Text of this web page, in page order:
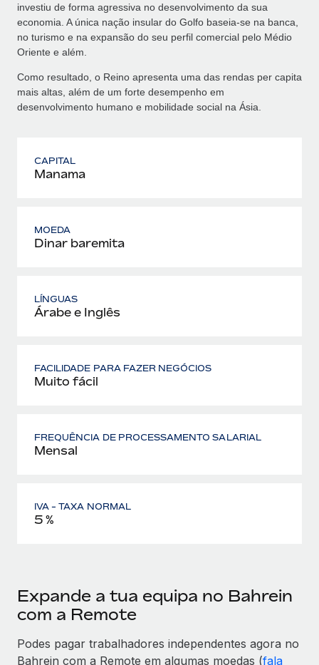
investiu de forma agressiva no desenvolvimento da sua
economia. A única nação insular do Golfo baseia-se na banca,
no turismo e na expansão do seu perfil comercial pelo Médio
Oriente e além.
Como resultado, o Reino apresenta uma das rendas per capita
mais altas, além de um forte desempenho em
desenvolvimento humano e mobilidade social na Ásia.
CAPITAL
Manama
MOEDA
Dinar baremita
LÍNGUAS
Árabe e Inglês
FACILIDADE PARA FAZER NEGÓCIOS
Muito fácil
FREQUÊNCIA DE PROCESSAMENTO SALARIAL
Mensal
IVA - TAXA NORMAL
5 %
Expande a tua equipa no Bahrein
com a Remote
Podes pagar trabalhadores independentes agora no
Bahrein com a Remote em algumas moedas (fala